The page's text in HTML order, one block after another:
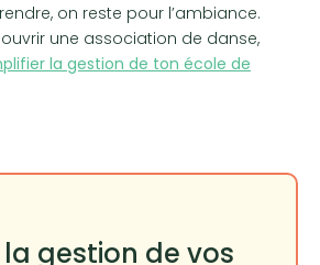
on reste pour l’ambiance.
ouvrir une association de danse,
la gestion de ton école de
la gestion de vos